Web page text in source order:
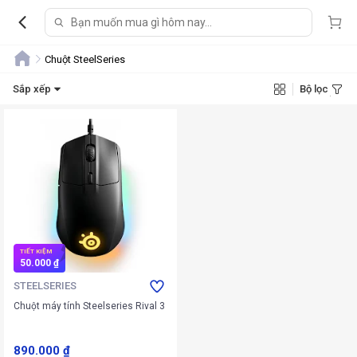
Chuột SteelSeries
Sắp xếp Bộ lọc
TIẾT KIỆM
50.000 ₫
STEELSERIES
Chuột máy tính Steelseries Rival 3
890.000 ₫